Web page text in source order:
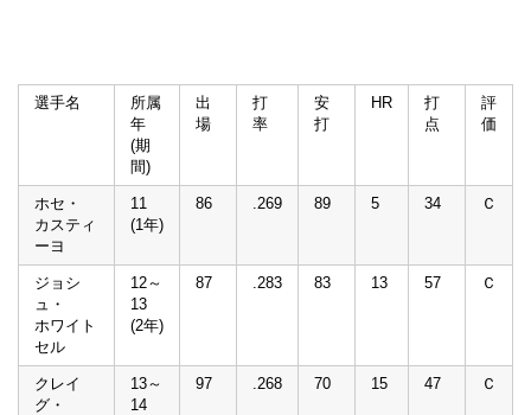
選手名
所属
年
(期
間)
出
場
打
率
安
打
HR
打
点
評
価
ホセ・
カスティ
ーヨ
11
(1年)
86 .269 89 5 34 Ｃ
ジョシ
ュ・
ホワイト
セル
12～
13
(2年)
87 .283 83 13 57 Ｃ
クレイ
グ・
13～
14
97 .268 70 15 47 Ｃ